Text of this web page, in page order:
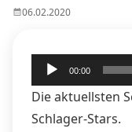
06.02.2020
Audio-
Player
00:00
Die aktuellsten
Schlager-Stars.